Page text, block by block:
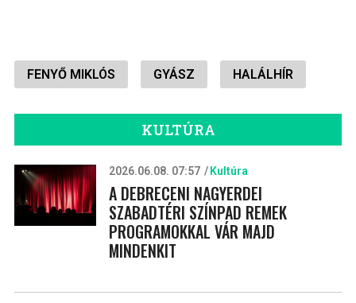
FENYŐ MIKLÓS GYÁSZ HALÁLHÍR
KULTÚRA
2026.06.08. 07:57 Kultúra
A DEBRECENI NAGYERDEI
SZABADTÉRI SZÍNPAD REMEK
PROGRAMOKKAL VÁR MAJD
MINDENKIT